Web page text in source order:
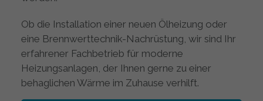
Ob die Installation einer neuen Ölheizung oder
eine Brennwerttechnik-Nachrüstung, wir sind Ihr
erfahrener Fachbetrieb für moderne
Heizungsanlagen, der Ihnen gerne zu einer
behaglichen Wärme im Zuhause verhilft.